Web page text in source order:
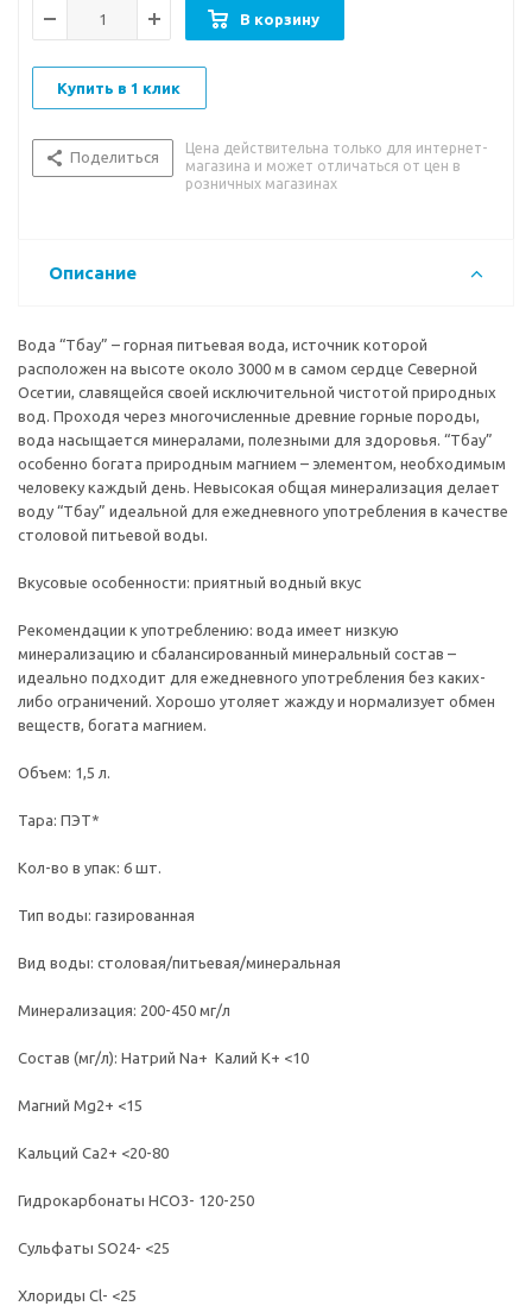
В корзину
Купить в 1 клик
Поделиться
Цена действительна только для интернет-
магазина и может отличаться от цен в
розничных магазинах
Описание
Вода “Тбау” – горная питьевая вода, источник которой
расположен на высоте около 3000 м в самом сердце Северной
Осетии, славящейся своей исключительной чистотой природных
вод. Проходя через многочисленные древние горные породы,
вода насыщается минералами, полезными для здоровья. “Тбау”
особенно богата природным магнием – элементом, необходимым
человеку каждый день. Невысокая общая минерализация делает
воду “Тбау” идеальной для ежедневного употребления в качестве
столовой питьевой воды.
Вкусовые особенности: приятный водный вкус
Рекомендации к употреблению: вода имеет низкую
минерализацию и сбалансированный минеральный состав –
идеально подходит для ежедневного употребления без каких-
либо ограничений. Хорошо утоляет жажду и нормализует обмен
веществ, богата магнием.
Объем: 1,5 л.
Тара: ПЭТ*
Кол-во в упак: 6 шт.
Тип воды: газированная
Вид воды: столовая/питьевая/минеральная
Минерализация: 200-450 мг/л
Состав (мг/л): Натрий Na+ Калий K+ <10
Магний Mg2+ <15
Кальций Ca2+ <20-80
Гидрокарбонаты HCO3- 120-250
Сульфаты SO24- <25
Хлориды Cl- <25